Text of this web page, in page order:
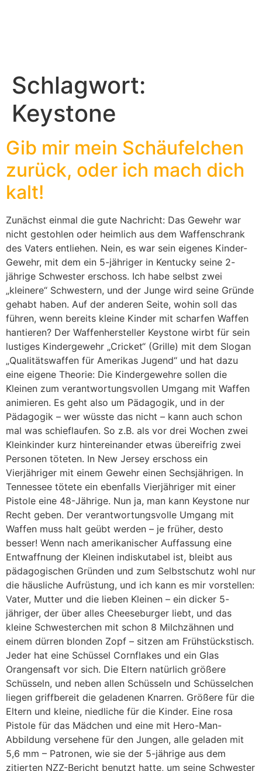
Schlagwort:
Keystone
Gib mir mein Schäufelchen
zurück, oder ich mach dich
kalt!
Zunächst einmal die gute Nachricht: Das Gewehr war
nicht gestohlen oder heimlich aus dem Waffenschrank
des Vaters entliehen. Nein, es war sein eigenes Kinder-
Gewehr, mit dem ein 5-jähriger in Kentucky seine 2-
jährige Schwester erschoss. Ich habe selbst zwei
„kleinere“ Schwestern, und der Junge wird seine Gründe
gehabt haben. Auf der anderen Seite, wohin soll das
führen, wenn bereits kleine Kinder mit scharfen Waffen
hantieren? Der Waffenhersteller Keystone wirbt für sein
lustiges Kindergewehr „Cricket“ (Grille) mit dem Slogan
„Qualitätswaffen für Amerikas Jugend“ und hat dazu
eine eigene Theorie: Die Kindergewehre sollen die
Kleinen zum verantwortungsvollen Umgang mit Waffen
animieren. Es geht also um Pädagogik, und in der
Pädagogik – wer wüsste das nicht – kann auch schon
mal was schieflaufen. So z.B. als vor drei Wochen zwei
Kleinkinder kurz hintereinander etwas übereifrig zwei
Personen töteten. In New Jersey erschoss ein
Vierjähriger mit einem Gewehr einen Sechsjährigen. In
Tennessee tötete ein ebenfalls Vierjähriger mit einer
Pistole eine 48-Jährige. Nun ja, man kann Keystone nur
Recht geben. Der verantwortungsvolle Umgang mit
Waffen muss halt geübt werden – je früher, desto
besser! Wenn nach amerikanischer Auffassung eine
Entwaffnung der Kleinen indiskutabel ist, bleibt aus
pädagogischen Gründen und zum Selbstschutz wohl nur
die häusliche Aufrüstung, und ich kann es mir vorstellen:
Vater, Mutter und die lieben Kleinen – ein dicker 5-
jähriger, der über alles Cheeseburger liebt, und das
kleine Schwesterchen mit schon 8 Milchzähnen und
einem dürren blonden Zopf – sitzen am Frühstückstisch.
Jeder hat eine Schüssel Cornflakes und ein Glas
Orangensaft vor sich. Die Eltern natürlich größere
Schüsseln, und neben allen Schüsseln und Schüsselchen
liegen griffbereit die geladenen Knarren. Größere für die
Eltern und kleine, niedliche für die Kinder. Eine rosa
Pistole für das Mädchen und eine mit Hero-Man-
Abbildung versehene für den Jungen, alle geladen mit
5,6 mm – Patronen, wie sie der 5-jährige aus dem
zitierten NZZ-Bericht benutzt hatte, um seine Schwester